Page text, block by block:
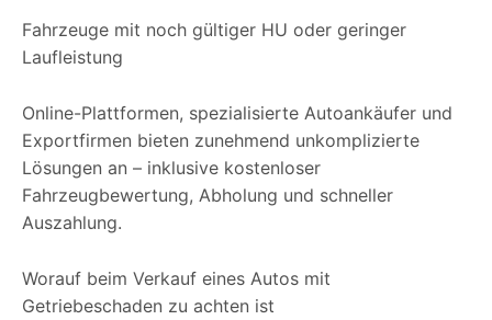
Fahrzeuge mit noch gültiger HU oder geringer
Laufleistung
Online-Plattformen, spezialisierte Autoankäufer und
Exportfirmen bieten zunehmend unkomplizierte
Lösungen an – inklusive kostenloser
Fahrzeugbewertung, Abholung und schneller
Auszahlung.
Worauf beim Verkauf eines Autos mit
Getriebeschaden zu achten ist